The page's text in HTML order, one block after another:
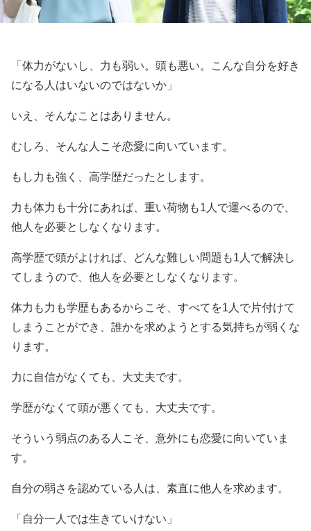
「体力がないし、力も弱い。頭も悪い。こんな自分を好き
になる人はいないのではないか」
いえ、そんなことはありません。
むしろ、そんな人こそ恋愛に向いています。
もし力も強く、高学歴だったとします。
力も体力も十分にあれば、重い荷物も1人で運べるので、
他人を必要としなくなります。
高学歴で頭がよければ、どんな難しい問題も1人で解決し
てしまうので、他人を必要としなくなります。
体力も力も学歴もあるからこそ、すべてを1人で片付けて
しまうことができ、誰かを求めようとする気持ちが弱くな
ります。
力に自信がなくても、大丈夫です。
学歴がなくて頭が悪くても、大丈夫です。
そういう弱点のある人こそ、意外にも恋愛に向いていま
す。
自分の弱さを認めている人は、素直に他人を求めます。
「自分一人では生きていけない」